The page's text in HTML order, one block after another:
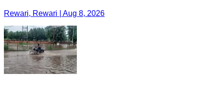
Rewari, Rewari | Aug 8, 2026